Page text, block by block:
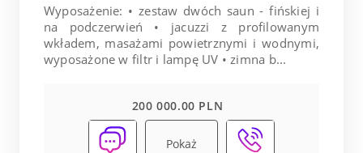
Wyposażenie: • zestaw dwóch saun - fińskiej i
na podczerwień • jacuzzi z profilowanym
wkładem, masażami powietrznymi i wodnymi,
wyposażone w filtr i lampę UV • zimna b...
200 000.00 PLN
Pokaż